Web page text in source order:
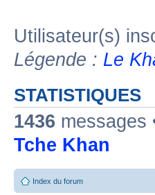
Utilisateur(s)
Légende : Le
STATISTIQUES
1436 messages
Tche Khan
Index du forum